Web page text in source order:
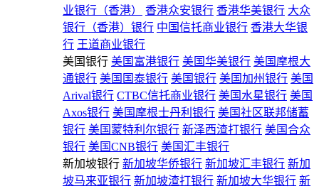
业银行（香港）
香港众安银行 香港华美银行 大众
银行（香港）银行 中国信托商业银行 香港大华银
行 王道商业银行
美国银行 美国富港银行 美国华美银行 美国摩根大
通银行 美国国泰银行 美国银行 美国加州银行 美国
Arival银行 CTBC信托商业银行 美国水星银行 美国
Axos银行 美国摩根士丹利银行 美国社区联邦储蓄
银行 美国蒙特利尔银行 新泽西渣打银行 美国合众
银行 美国CNB银行 美国汇丰银行
新加坡银行 新加坡华侨银行 新加坡汇丰银行 新加
坡马来亚银行 新加坡渣打银行 新加坡大华银行 新